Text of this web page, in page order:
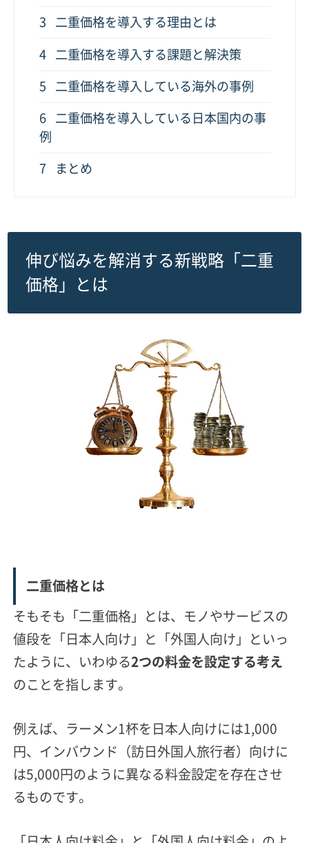
3 二重価格を導入する理由とは
4 二重価格を導入する課題と解決策
5 二重価格を導入している海外の事例
6
二重価格を導入している日本国内の事
例
7 まとめ
伸び悩みを解消する新戦略「二重
価格」とは
二重価格とは
そもそも「二重価格」とは、モノやサービスの
値段を「日本人向け」と「外国人向け」といっ
たように、いわゆる2つの料金を設定する考え
のことを指します。
例えば、ラーメン1杯を日本人向けには1,000
円、インバウンド（訪日外国人旅行者）向けに
は5,000円のように異なる料金設定を存在させ
るものです。